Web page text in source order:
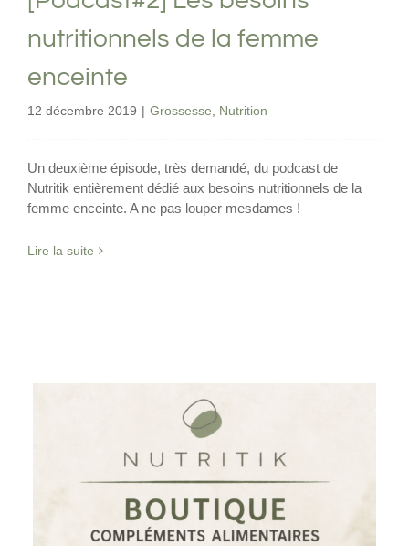
nutritionnels de la femme
enceinte
12 décembre 2019 | Grossesse Nutrition
Un deuxième épisode, très demandé, du podcast de
Nutritik entièrement dédié aux besoins nutritionnels de la
femme enceinte. A ne pas louper mesdames !
Lire la suite